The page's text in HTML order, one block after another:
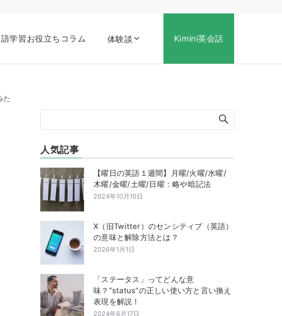
学習お役立ちコラム 体験談 Kimini英会話
た
人気記事
【曜日の英語１週間】月曜/火曜/水曜/
木曜/金曜/土曜/日曜：略や暗記法
2024年10月10日
X（旧Twitter）のセンシティブ（英語）
の意味と解除方法とは？
2026年1月1日
「ステータス」ってどんな意
味？”status”の正しい使い方と言い換え
表現を解説！
2024年6月17日